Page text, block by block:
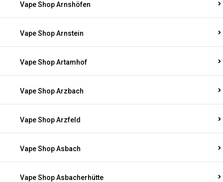
Vape Shop Arnshöfen
Vape Shop Arnstein
Vape Shop Artamhof
Vape Shop Arzbach
Vape Shop Arzfeld
Vape Shop Asbach
Vape Shop Asbacherhütte